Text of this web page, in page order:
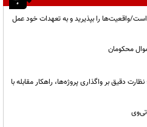
واقعیت‌ها را بپذیرید و به تعهدات خود عمل
محکومان
دقیق بر واگذاری پروژه‌ها، راهکار مقابله با